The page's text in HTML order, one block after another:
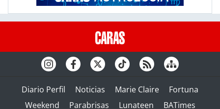
Diario Perfil Noticias Marie Claire
Fortuna
Weekend
Parabrisas Lunateen BATimes